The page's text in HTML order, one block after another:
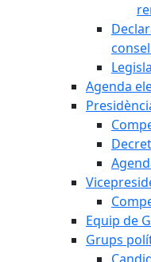
Agenda
Equip de
Grups